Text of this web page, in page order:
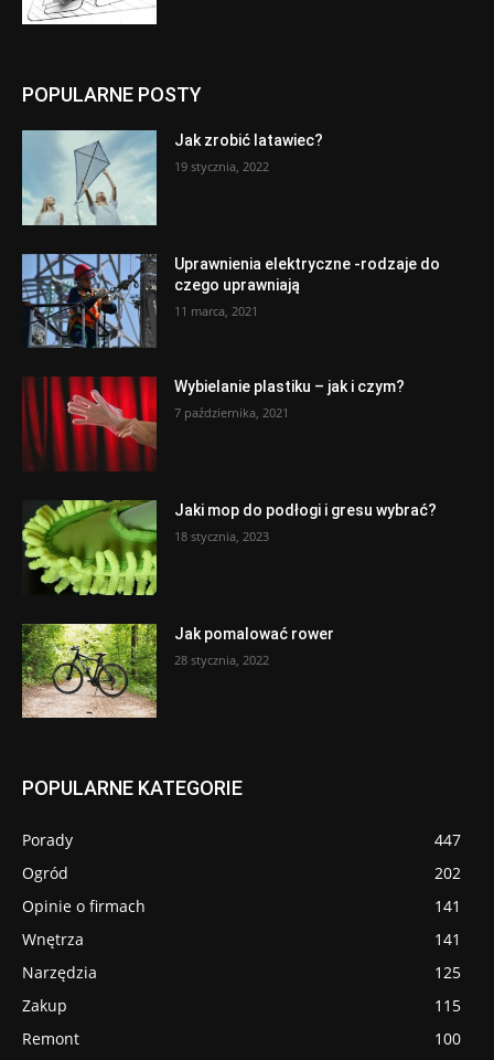
POPULARNE POSTY
Jak zrobić latawiec?
19 stycznia, 2022
Uprawnienia elektryczne -rodzaje do
czego uprawniają
11 marca, 2021
Wybielanie plastiku – jak i czym?
7 października, 2021
Jaki mop do podłogi i gresu wybrać?
18 stycznia, 2023
Jak pomalować rower
28 stycznia, 2022
POPULARNE KATEGORIE
Porady
447
Ogród
202
Opinie o firmach
141
Wnętrza
141
Narzędzia
125
Zakup
115
Remont
100